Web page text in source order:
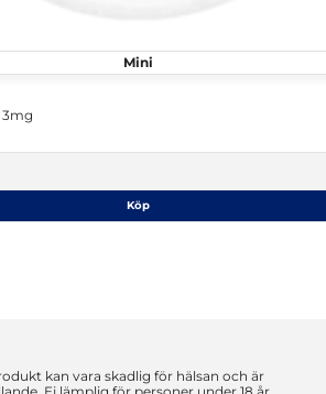
Mini
3mg
Köp
kan vara skadlig för hälsan och är